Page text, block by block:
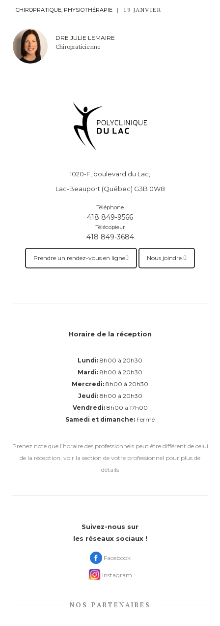
CHIROPRATIQUE, PHYSIOTHÉRAPIE 19 JANVIER
DRE JULIE LEMAIRE
Chiropraticienne
1020-F, boulevard du Lac,
Lac-Beauport (Québec) G3B 0W8
Téléphone
418 849-9566
Télécopieur
418 849-3684
Prendre un rendez-vous en ligne Nous joindre
Horaire de la réception
Lundi: 8h00 à 20h30
Mardi: 8h00 à 20h30
Mercredi: 8h00 à 20h30
Jeudi: 8h00 à 20h30
Vendredi: 8h00 à 17h00
Samedi et dimanche: Fermé
Prenez note que l’horaire des professionnels peut être différent de celui
de la réception, voir la section de votre professionnel pour plus de
détails
Suivez-nous sur
les réseaux sociaux !
Facebook
Instagram
NOS PARTENAIRES